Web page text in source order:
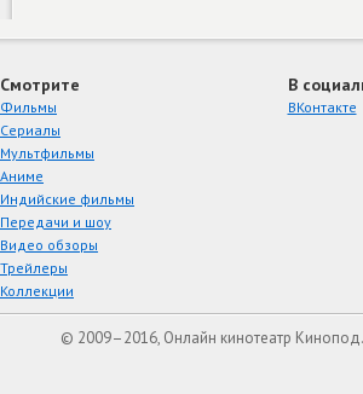
Смотрите
Фильмы
Сериалы
Мультфильмы
Аниме
Индийские фильмы
Передачи и шоу
Видео обзоры
Трейлеры
Коллекции
В
ВКонтакте
© 2009–2016, Онлайн кинотеатр